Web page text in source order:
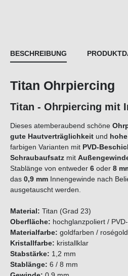
BESCHREIBUNG
Titan Ohrpiercing
Titan - Ohrpiercing mit
Dieses atemberaubend schöne
gute Hautverträglichkeit und
farbigen Varianten mit PVD-
Schraubaufsatz mit
Stablänge von entweder 6 oder 8
das 0,9 mm Innengewinde nach
ausgetauscht werden.
Material: Titan (Grad 23)
Oberfläche: hochglanzpoliert /
Materialfarbe: goldfarben /
Kristallfarbe: kristallklar
Stabstärke: 1,2 mm
Stablänge: 6 / 8 mm